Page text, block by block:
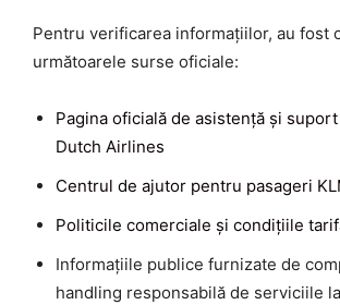
Pentru verificarea informațiilor, au fost
următoarele surse oficiale:
Pagina oficială de asistență și suport
Dutch Airlines
Centrul de ajutor pentru pasageri
Politicile comerciale și condițiile
Informațiile publice furnizate de
handling responsabilă de serviciile